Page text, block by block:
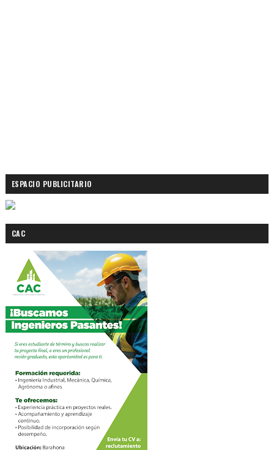
ESPACIO PUBLICITARIO
CAC